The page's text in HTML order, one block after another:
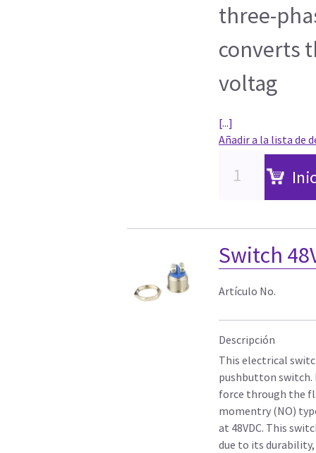
three-
converts
voltag
[...]
Añadir a la lista de
Switch
Artículo No.
Descripción
This electrical
pushbutton
force through the
momentry (NO)
at 48VDC. This
due to its